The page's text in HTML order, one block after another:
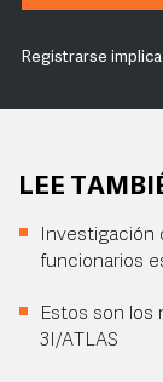
Registrarse
LEE
Investigación
funcionarios
Estos son los
3I/ATLAS